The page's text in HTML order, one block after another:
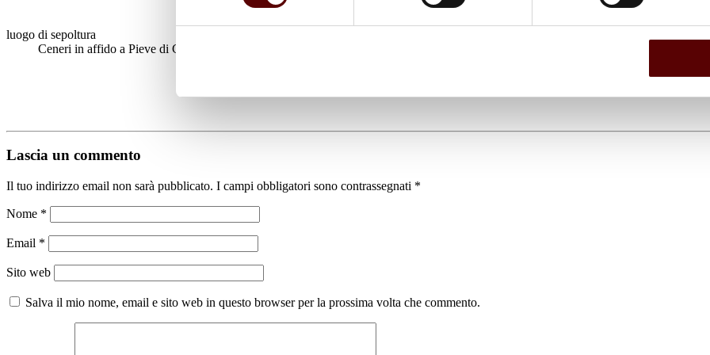
luogo di sepoltura
Ceneri in affido a Pieve di Cento
Lascia un commento
Il tuo indirizzo email non sarà pubblicato. I campi obbligatori sono contrassegnati *
Nome *
Email *
Sito web
Salva il mio nome, email e sito web in questo browser per la prossima volta che commento.